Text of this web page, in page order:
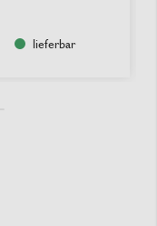
lieferbar